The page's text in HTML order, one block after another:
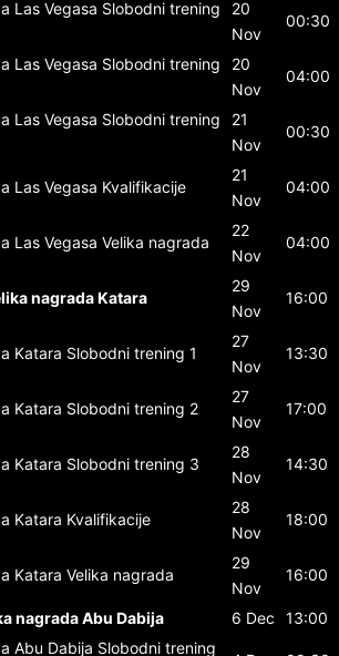
Las Vegasa Slobodni trening
20
Nov
00:30
Las Vegasa Slobodni trening
20
Nov
04:00
Las Vegasa Slobodni trening
21
Nov
00:30
Las Vegasa Kvalifikacije
21
Nov
04:00
Las Vegasa Velika nagrada
22
Nov
04:00
nagrada Katara
29
Nov
16:00
Katara Slobodni trening 1
27
Nov
13:30
Katara Slobodni trening 2
27
Nov
17:00
Katara Slobodni trening 3
28
Nov
14:30
Katara Kvalifikacije
28
Nov
18:00
Katara Velika nagrada
29
Nov
16:00
nagrada Abu Dabija 6 Dec
13:00
Abu Dabija Slobodni trening